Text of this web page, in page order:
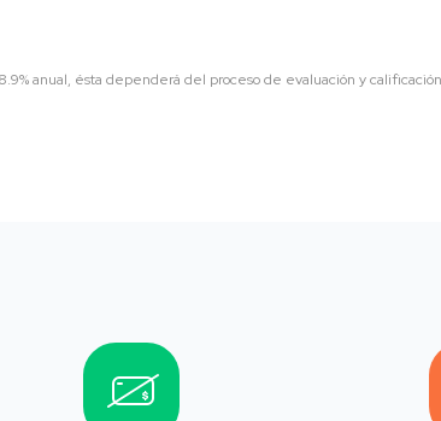
anual, ésta dependerá del proceso de evaluación y